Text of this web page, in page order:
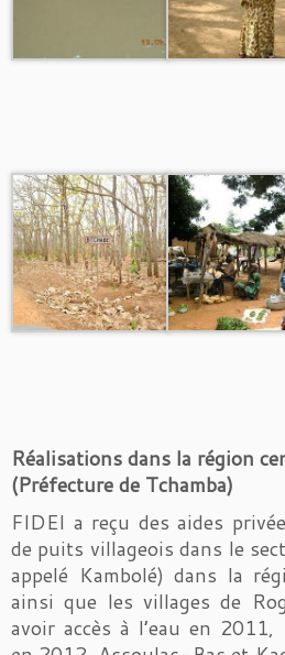
Réalisations dans la région
(Préfecture de Tchamba)
FIDEI a reçu des aides
de puits villageois dans le
appelé Kambolé) dans la
ainsi que les villages de
avoir accès à l’eau en